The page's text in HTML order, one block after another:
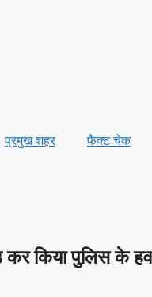
प्रमुख शहर फैक्ट चेक
कर किया पुलिस के